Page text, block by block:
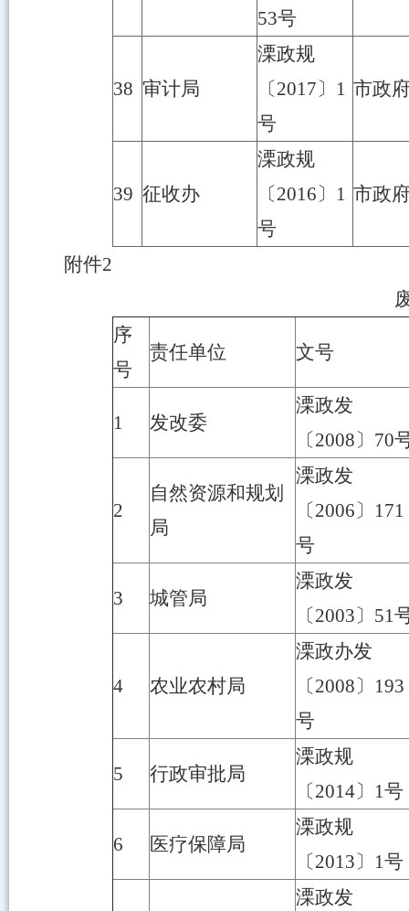
53号
38 审计局
溧政规
〔2017〕1
号
市政
39 征收办
溧政规
〔2016〕1
号
市政
附件2
序
号
责任单位 文号
1 发改委
溧政发
〔2008〕70
2
自然资源和规划
局
溧政发
〔2006〕171
号
3 城管局
溧政发
〔2003〕51
4 农业农村局
溧政办发
〔2008〕193
号
5 行政审批局
溧政规
〔2014〕1号
6 医疗保障局
溧政规
〔2013〕1号
溧政发